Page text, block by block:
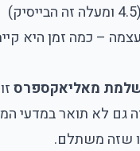
– כמה זמן היא
מאליאקספרס
גם לא תואר במדעי
שזה משתלם.